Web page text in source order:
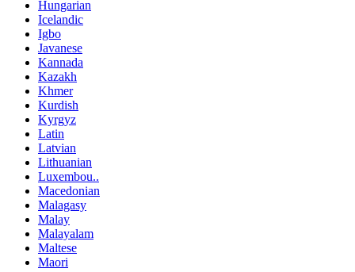
Hungarian
Icelandic
Igbo
Javanese
Kannada
Kazakh
Khmer
Kurdish
Kyrgyz
Latin
Latvian
Lithuanian
Luxembou..
Macedonian
Malagasy
Malay
Malayalam
Maltese
Maori